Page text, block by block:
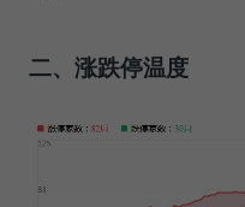
二、涨跌停温度